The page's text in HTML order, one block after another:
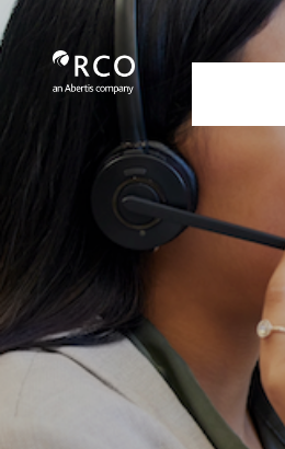
跳转到主内容
Servicio al cliente -